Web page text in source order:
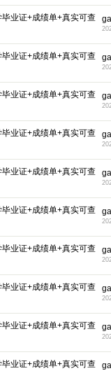
业证+成绩单+真实可查
业证+成绩单+真实可查
业证+成绩单+真实可查
业证+成绩单+真实可查
业证+成绩单+真实可查
业证+成绩单+真实可查
业证+成绩单+真实可查
业证+成绩单+真实可查
业证+成绩单+真实可查
业证+成绩单+真实可查